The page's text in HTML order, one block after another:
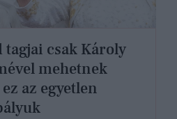
csak Károly
mehetnek
az egyetlen